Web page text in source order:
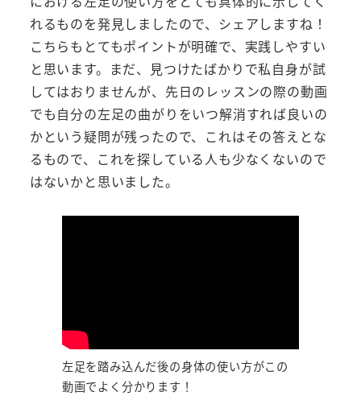
れるものを発見しましたので、シェアしますね！
こちらもとてもポイントが明確で、実践しやすい
と思います。まだ、見つけたばかりで私自身が試
してはおりませんが、先日のレッスンの際の動画
でも自分の左足の曲がりをいつ解消すれば良いの
かという疑問が残ったので、これはその答えとな
るもので、これを探している人も少なくないので
はないかと思いました。
左足を踏み込んだ後の身体の使い方がこの
動画でよく分かります！